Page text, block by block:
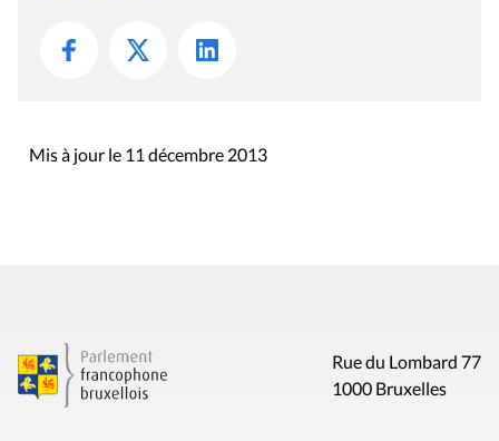
Mis à jour le 11 décembre 2013
Rue du Lombard 77
1000 Bruxelles